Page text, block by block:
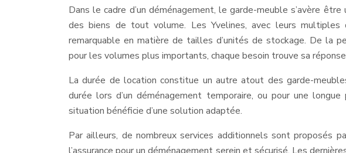
Dans le cadre d’un déménagement, le garde-meuble s’avère
des biens de tout volume. Les Yvelines, avec leurs
remarquable en matière de tailles d’unités de stockage. De la
pour les volumes plus importants, chaque besoin trouve sa
La durée de location constitue un autre atout des garde-
durée lors d’un déménagement temporaire, ou pour une
situation bénéficie d’une solution adaptée.
Par ailleurs, de nombreux services additionnels sont proposés